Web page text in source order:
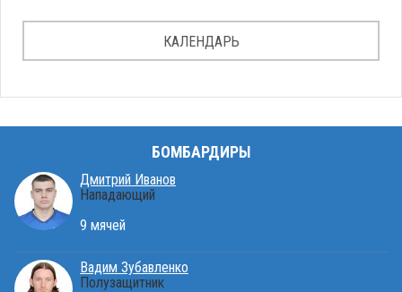
КАЛЕНДАРЬ
БОМБАРДИРЫ
Дмитрий Иванов
Нападающий
9 мячей
Вадим Зубавленко
Полузащитник